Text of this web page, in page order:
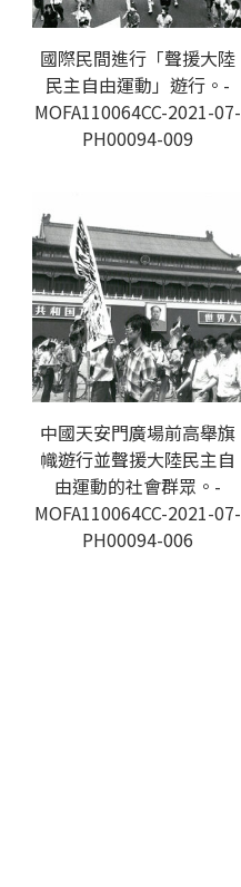
國際民間進行「聲援大陸
民主自由運動」遊行。-
MOFA110064CC-2021-07-
PH00094-009
中國天安門廣場前高舉旗
幟遊行並聲援大陸民主自
由運動的社會群眾。-
MOFA110064CC-2021-07-
PH00094-006